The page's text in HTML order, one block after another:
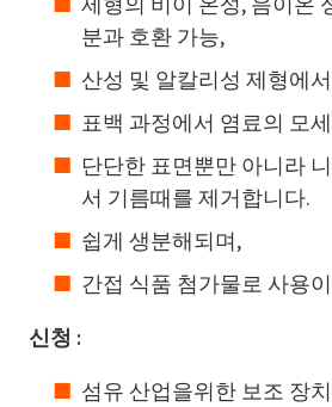
분과 호환 가능,
산성 및 알칼리성 제형에
표백 과정에서 염료의 모
단단한 표면뿐만 아니라
서 기름때를 제거합니다.
쉽게 생분해되며,
간접 식품 첨가물로 사용
신청 :
섬유 산업을위한 보조 장